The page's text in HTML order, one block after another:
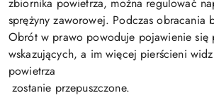
sprężyny zaworowej. Podczas obracania
Obrót w prawo powoduje pojawienie się
wskazujących, a im więcej pierścieni
powietrza
zostanie przepuszczone.